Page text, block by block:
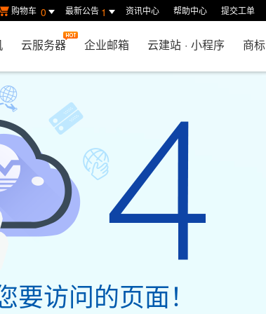
购物车 0 最新公告 1 资讯中心 帮助中心 提交工单
云服务器 企业邮箱 云建站 · 小程序 商标
访问的页面！